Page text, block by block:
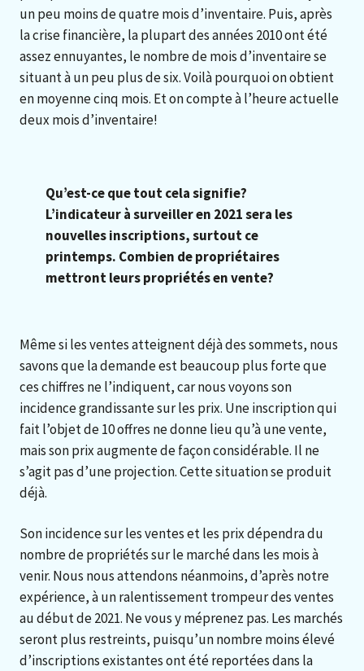
un peu moins de quatre mois d’inventaire. Puis, après
la crise financière, la plupart des années 2010 ont été
assez ennuyantes, le nombre de mois d’inventaire se
situant à un peu plus de six. Voilà pourquoi on obtient
en moyenne cinq mois. Et on compte à l’heure actuelle
deux mois d’inventaire!
Qu’est-ce que tout cela signifie?
L’indicateur à surveiller en 2021 sera les
nouvelles inscriptions, surtout ce
printemps. Combien de propriétaires
mettront leurs propriétés en vente?
Même si les ventes atteignent déjà des sommets, nous
savons que la demande est beaucoup plus forte que
ces chiffres ne l’indiquent, car nous voyons son
incidence grandissante sur les prix. Une inscription qui
fait l’objet de 10 offres ne donne lieu qu’à une vente,
mais son prix augmente de façon considérable. Il ne
s’agit pas d’une projection. Cette situation se produit
déjà.
Son incidence sur les ventes et les prix dépendra du
nombre de propriétés sur le marché dans les mois à
venir. Nous nous attendons néanmoins, d’après notre
expérience, à un ralentissement trompeur des ventes
au début de 2021. Ne vous y méprenez pas. Les marchés
seront plus restreints, puisqu’un nombre moins élevé
d’inscriptions existantes ont été reportées dans la